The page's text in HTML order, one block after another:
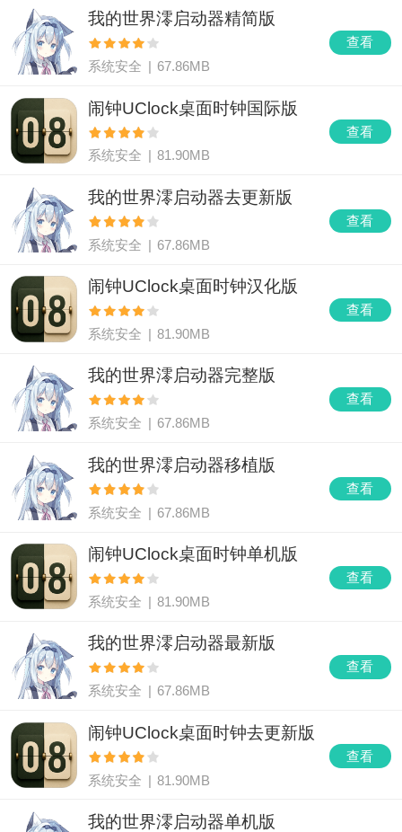
查看
我的世界澪启动器精简版
系统安全 | 67.86MB
查看
闹钟UClock桌面时钟国际版
系统安全 81.90MB
查看
我的世界澪启动器去更新版
系统安全 | 67.86MB
查看
闹钟UClock桌面时钟汉化版
系统安全 | 81.90MB
查看
我的世界澪启动器完整版
系统安全 | 67.86MB
查看
我的世界澪启动器移植版
系统安全 | 67.86MB
查看
闹钟UClock桌面时钟单机版
系统安全 | 81.90MB
查看
我的世界澪启动器最新版
系统安全 | 67.86MB
查看
闹钟UClock桌面时钟去更新版
系统安全 | 81.90MB
我的世界澪启动器单机版